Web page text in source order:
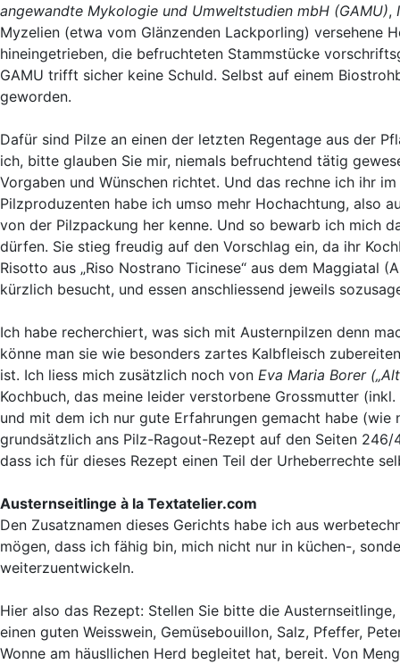
angewandte Mykologie und Umweltstudien mbH (GAMU),
Myzelien (etwa vom Glänzenden Lackporling) versehene
hineingetrieben, die befruchteten Stammstücke
GAMU trifft sicher keine Schuld. Selbst auf einem
geworden.
Dafür sind Pilze an einen der letzten Regentage aus der
ich, bitte glauben Sie mir, niemals befruchtend tätig
Vorgaben und Wünschen richtet. Und das rechne ich ihr
Pilzproduzenten habe ich umso mehr Hochachtung, also
von der Pilzpackung her kenne. Und so bewarb ich mich
dürfen. Sie stieg freudig auf den Vorschlag ein, da ihr
Risotto aus „Riso Nostrano Ticinese“ aus dem Maggiatal
kürzlich besucht, und essen anschliessend jeweils
Ich habe recherchiert, was sich mit Austernpilzen denn
könne man sie wie besonders zartes Kalbfleisch
ist. Ich liess mich zusätzlich noch von Eva Maria Borer
Kochbuch, das meine leider verstorbene Grossmutter
und mit dem ich nur gute Erfahrungen gemacht habe
grundsätzlich ans Pilz-Ragout-Rezept auf den Seiten
dass ich für dieses Rezept einen Teil der Urheberrechte
Austernseitlinge à la Textatelier.com
Den Zusatznamen dieses Gerichts habe ich aus
mögen, dass ich fähig bin, mich nicht nur in küchen-,
weiterzuentwickeln.
Hier also das Rezept: Stellen Sie bitte die
einen guten Weisswein, Gemüsebouillon, Salz, Pfeffer,
Wonne am häusllichen Herd begleitet hat, bereit. Von